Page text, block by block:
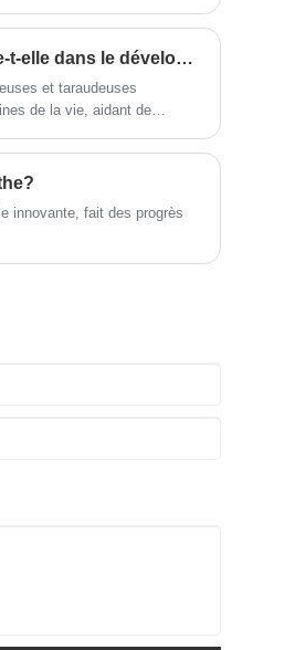
à volume élevé avec une
Quel rôle la perceuse-taraudeuse automatique joue-t-elle dans le développement de la société ?
et taraudeuses
de la vie, aidant de
répétés. De plus, le
de la société ?
innovante, fait des progrès